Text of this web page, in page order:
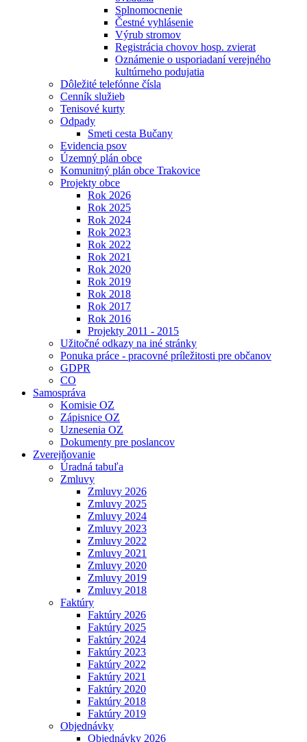
Splnomocnenie
Čestné vyhlásenie
Výrub stromov
Registrácia chovov hosp. zvierat
Oznámenie o usporiadaní verejného
kultúrneho podujatia
Dôležité telefónne čísla
Cenník služieb
Tenisové kurty
Odpady
Smeti cesta Bučany
Evidencia psov
Územný plán obce
Komunitný plán obce Trakovice
Projekty obce
Rok 2026
Rok 2025
Rok 2024
Rok 2023
Rok 2022
Rok 2021
Rok 2020
Rok 2019
Rok 2018
Rok 2017
Rok 2016
Projekty 2011 - 2015
Užitočné odkazy na iné stránky
Ponuka práce - pracovné príležitosti pre občanov
GDPR
CO
Samospráva
Komisie OZ
Zápisnice OZ
Uznesenia OZ
Dokumenty pre poslancov
Zverejňovanie
Úradná tabuľa
Zmluvy
Zmluvy 2026
Zmluvy 2025
Zmluvy 2024
Zmluvy 2023
Zmluvy 2022
Zmluvy 2021
Zmluvy 2020
Zmluvy 2019
Zmluvy 2018
Faktúry
Faktúry 2026
Faktúry 2025
Faktúry 2024
Faktúry 2023
Faktúry 2022
Faktúry 2021
Faktúry 2020
Faktúry 2018
Faktúry 2019
Objednávky
Objednávky 2026